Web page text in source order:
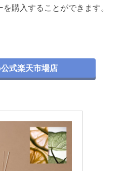
購入することができます。
式楽天市場店